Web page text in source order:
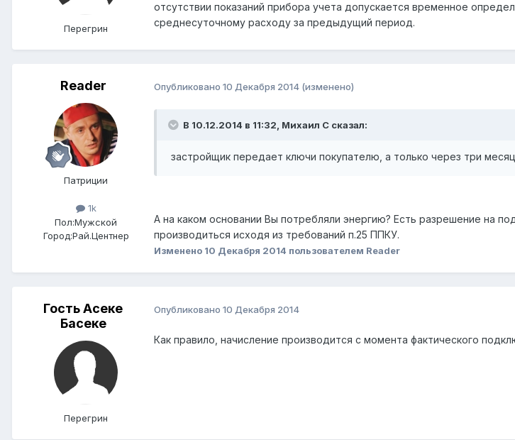
Перегрин
отсутствии показаний прибора учета допускается временное
среднесуточному расходу за предыдущий период.
Reader
Патриции
1k
Пол:Мужской
Город:Рай.Центнер
Опубликовано 10 Декабря 2014 (изменено)
В 10.12.2014 в 11:32, Михаил C сказал:
застройщик передает ключи покупателю, а только через три
А на каком основании Вы потребляли энергию? Есть разрешение на
производиться исходя из требований п.25 ППКУ.
Изменено 10 Декабря 2014 пользователем Reader
Гость Асеке
Басеке
Перегрин
Опубликовано 10 Декабря 2014
Как правило, начисление производится с момента фактического